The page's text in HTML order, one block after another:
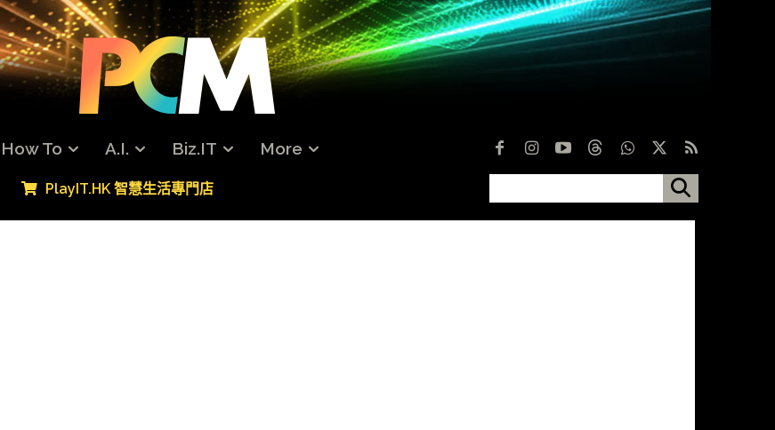
How To A.I. Biz.IT More
PlayIT.HK 智慧生活專門店